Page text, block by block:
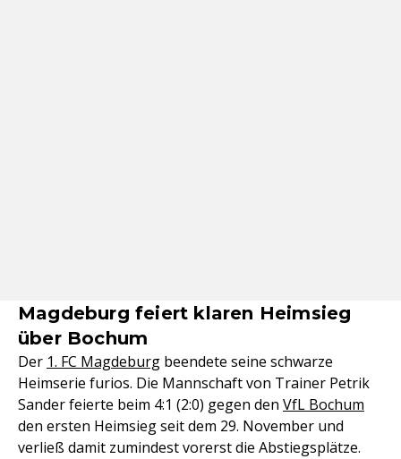
Magdeburg feiert klaren Heimsieg
über Bochum
Der 1. FC Magdeburg beendete seine schwarze
Heimserie furios. Die Mannschaft von Trainer Petrik
Sander feierte beim 4:1 (2:0) gegen den VfL Bochum
den ersten Heimsieg seit dem 29. November und
verließ damit zumindest vorerst die Abstiegsplätze.